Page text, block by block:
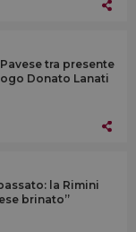
tra presente
Donato Lanati
la Rimini
brinato”